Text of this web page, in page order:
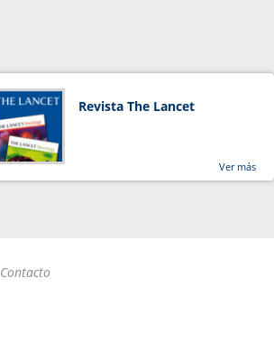
Revista The Lancet
Ver más
Contacto